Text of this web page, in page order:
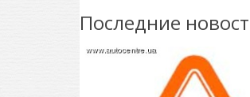
Последние